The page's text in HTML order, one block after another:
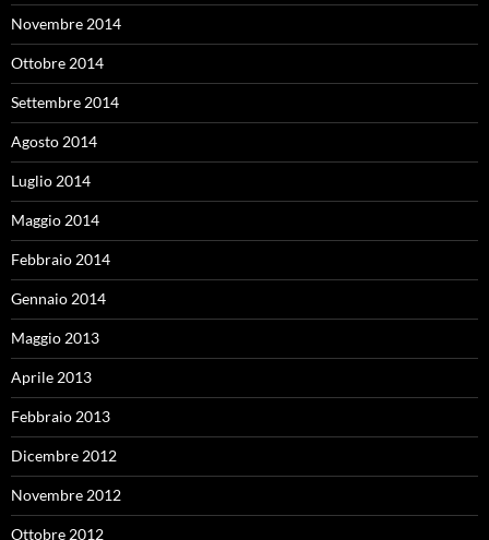
Novembre 2014
Ottobre 2014
Settembre 2014
Agosto 2014
Luglio 2014
Maggio 2014
Febbraio 2014
Gennaio 2014
Maggio 2013
Aprile 2013
Febbraio 2013
Dicembre 2012
Novembre 2012
Ottobre 2012